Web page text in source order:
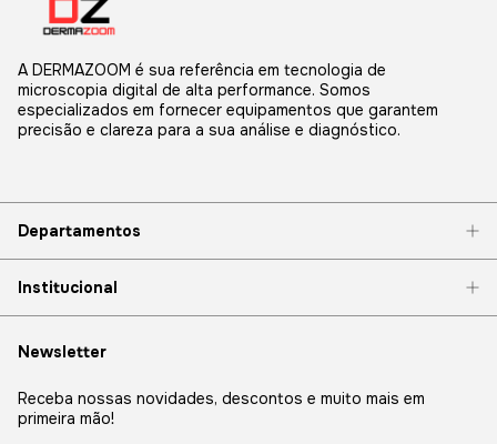
A DERMAZOOM é sua referência em tecnologia de
microscopia digital de alta performance. Somos
especializados em fornecer equipamentos que garantem
precisão e clareza para a sua análise e diagnóstico.
Departamentos
Institucional
Newsletter
Receba nossas novidades, descontos e muito mais em
primeira mão!